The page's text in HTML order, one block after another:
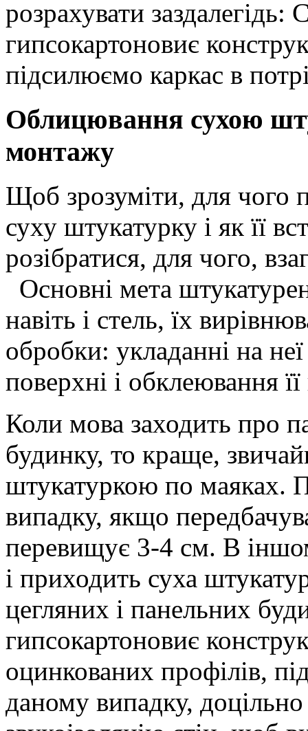
розрахувати
гипсокартоновиє
підсилюємо каркас в
Облицювання сухою
монтажу
Щоб зрозуміти, для чого
суху штукатурку і як її
розібратися, для чого,
Основні мета
навіть і стель, їх
обробки: укладанні на
поверхні і обклеювання
Коли мова заходить про
будинку, то краще,
штукатуркою по маяках.
випадку, якщо
перевищує 3-4 см. В
і приходить суха
цегляних і панельних
гипсокартоновиє
оцинкованих профілів,
даному випадку,